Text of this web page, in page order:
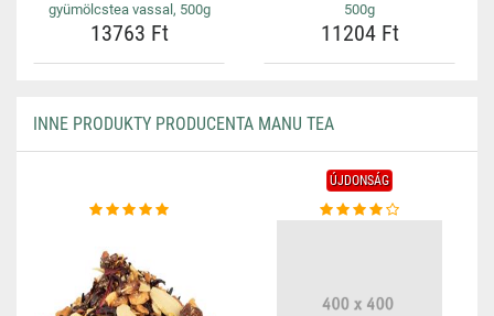
gyümölcstea vassal, 500g
13763 Ft
500g
11204 Ft
INNE PRODUKTY PRODUCENTA MANU TEA
ÚJDONSÁG